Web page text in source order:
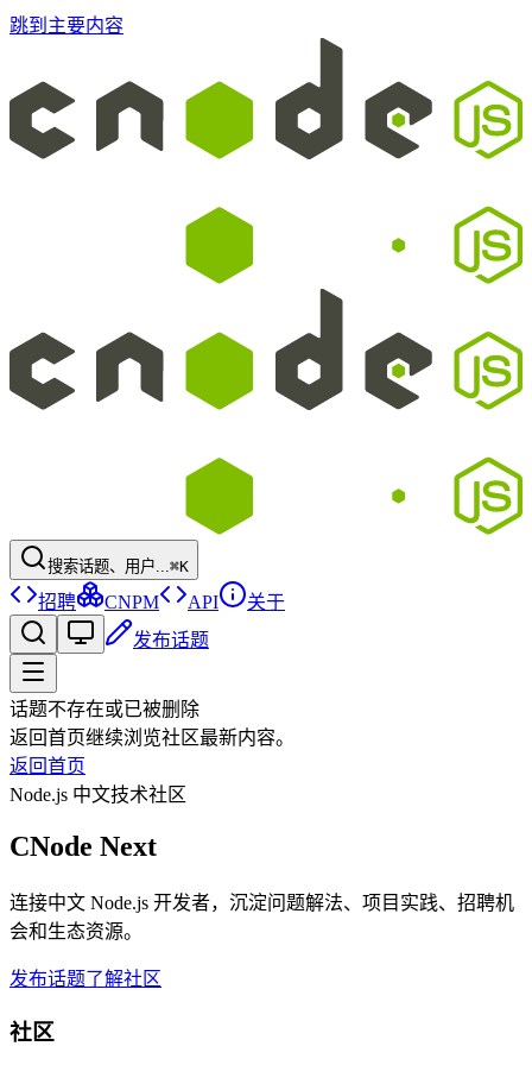
跳到主要内容
搜索话题、用户...⌘K
招聘 CNPM API
关于
发布话题
话题不存在或已被删除
返回首页继续浏览社区最新内容。
返回首页
Node.js 中文技术社区
CNode Next
连接中文 Node.js 开发者，沉淀问题解法、项目实践、招聘机
会和生态资源。
发布话题了解社区
社区